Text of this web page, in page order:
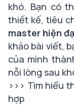
khó. Bạn có
thiết kế, tiêu
master hiện
khảo bài viết,
của mình
nỗi lòng sau
>>> Tìm hiểu
hợp